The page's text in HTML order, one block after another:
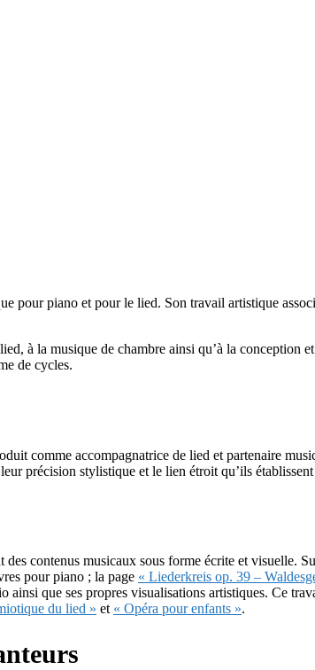
pour piano et pour le lied. Son travail artistique
à la musique de chambre ainsi qu’à la conception
de cycles.
comme accompagnatrice de lied et partenaire
précision stylistique et le lien étroit qu’ils
contenus musicaux sous forme écrite et visuelle.
pour piano ; la page « Liederkreis op. 39 –
que ses propres visualisations artistiques. Ce
du lied » et « Opéra pour enfants ».